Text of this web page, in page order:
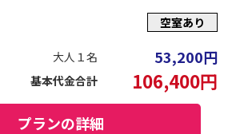
空室あり
大人１名 53,200円
基本代金合計 106,400円
プランの詳細